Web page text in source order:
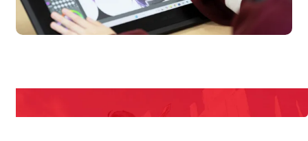
Campus Open